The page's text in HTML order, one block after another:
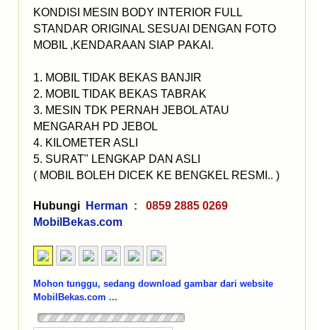
KONDISI MESIN BODY INTERIOR FULL
STANDAR ORIGINAL SESUAI DENGAN FOTO
MOBIL ,KENDARAAN SIAP PAKAI.
1. MOBIL TIDAK BEKAS BANJIR
2. MOBIL TIDAK BEKAS TABRAK
3. MESIN TDK PERNAH JEBOL ATAU
MENGARAH PD JEBOL
4. KILOMETER ASLI
5. SURAT" LENGKAP DAN ASLI
( MOBIL BOLEH DICEK KE BENGKEL RESMI.. )
Hubungi Herman :
0859 2885 0269
MobilBekas.com
Mohon tunggu, sedang download gambar dari website
MobilBekas.com ...